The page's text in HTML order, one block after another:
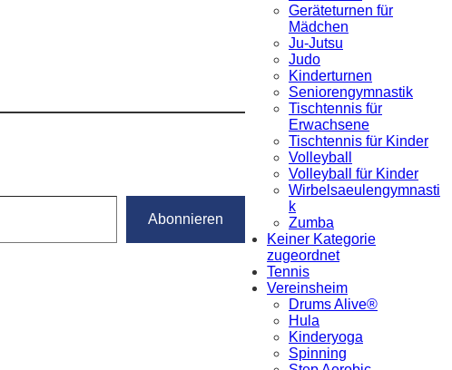
Abonnieren
Geräteturnen für
Mädchen
Ju-Jutsu
Judo
Kinderturnen
Seniorengymnastik
Tischtennis für
Erwachsene
Tischtennis für Kinder
Volleyball
Volleyball für Kinder
Wirbelsaeulengymnasti
k
Zumba
Keiner Kategorie
zugeordnet
Tennis
Vereinsheim
Drums Alive®
Hula
Kinderyoga
Spinning